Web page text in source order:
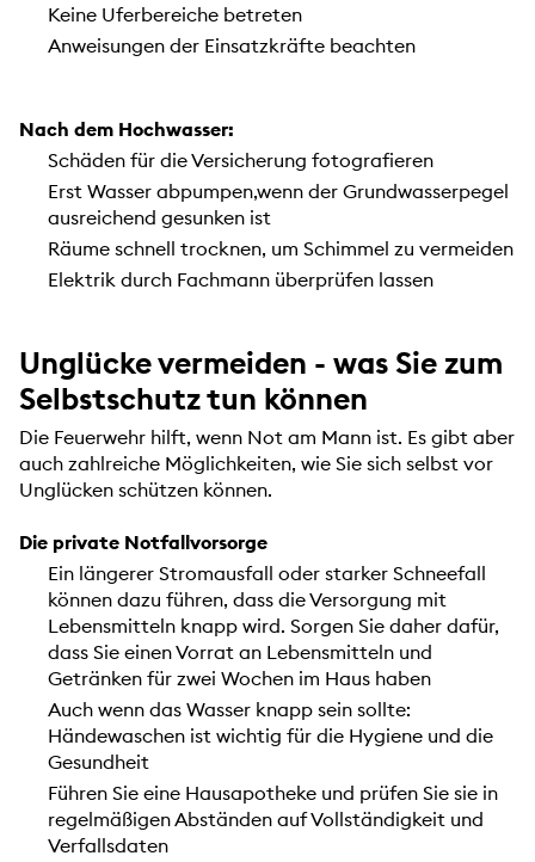
Keine Uferbereiche betreten
Anweisungen der Einsatzkräfte beachten
Nach dem Hochwasser:
Schäden für die Versicherung fotografieren
Erst Wasser abpumpen,wenn der Grundwasserpegel
ausreichend gesunken ist
Räume schnell trocknen, um Schimmel zu vermeiden
Elektrik durch Fachmann überprüfen lassen
Unglücke vermeiden - was Sie zum
Selbstschutz tun können
Die Feuerwehr hilft, wenn Not am Mann ist. Es gibt aber
auch zahlreiche Möglichkeiten, wie Sie sich selbst vor
Unglücken schützen können.
Die private Notfallvorsorge
Ein längerer Stromausfall oder starker Schneefall
können dazu führen, dass die Versorgung mit
Lebensmitteln knapp wird. Sorgen Sie daher dafür,
dass Sie einen Vorrat an Lebensmitteln und
Getränken für zwei Wochen im Haus haben
Auch wenn das Wasser knapp sein sollte:
Händewaschen ist wichtig für die Hygiene und die
Gesundheit
Führen Sie eine Hausapotheke und prüfen Sie sie in
regelmäßigen Abständen auf Vollständigkeit und
Verfallsdaten